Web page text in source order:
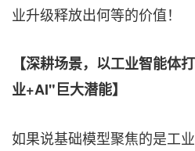
业升级释放出何等的价值！
【深耕场景，以工业智能体
业+AI"巨大潜能】
如果说基础模型聚焦的是工